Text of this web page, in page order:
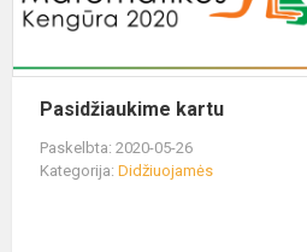
Pasidžiaukime kartu
Paskelbta: 2020-05-26
Kategorija:Didžiuojamės